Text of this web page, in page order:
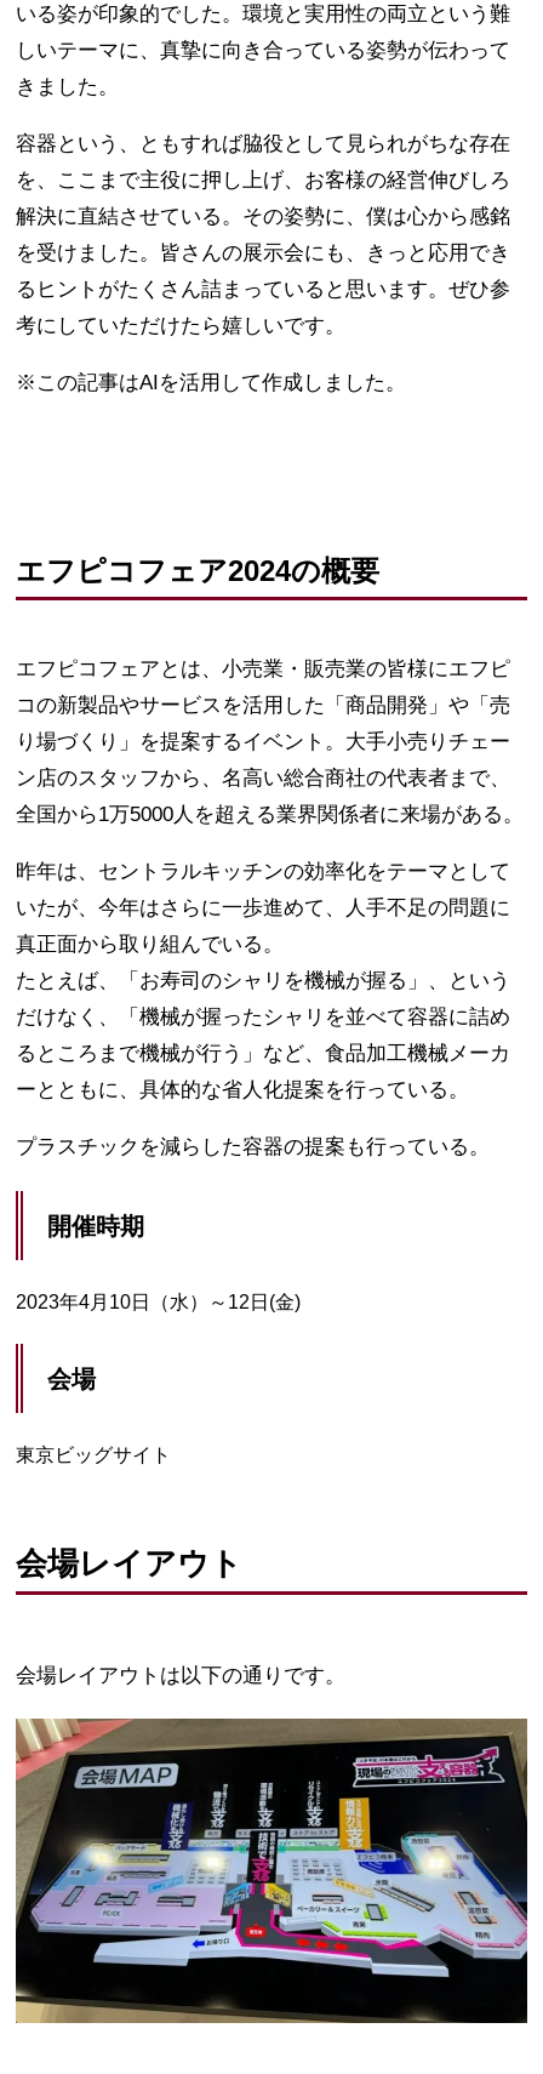
いる姿が印象的でした。環境と実用性の両立という難
しいテーマに、真摯に向き合っている姿勢が伝わって
きました。
容器という、ともすれば脇役として見られがちな存在
を、ここまで主役に押し上げ、お客様の経営伸びしろ
解決に直結させている。その姿勢に、僕は心から感銘
を受けました。皆さんの展示会にも、きっと応用でき
るヒントがたくさん詰まっていると思います。ぜひ参
考にしていただけたら嬉しいです。
※この記事はAIを活用して作成しました。
エフピコフェア2024の概要
エフピコフェアとは、小売業・販売業の皆様にエフピ
コの新製品やサービスを活用した「商品開発」や「売
り場づくり」を提案するイベント。大手小売りチェー
ン店のスタッフから、名高い総合商社の代表者まで、
全国から1万5000人を超える業界関係者に来場がある。
昨年は、セントラルキッチンの効率化をテーマとして
いたが、今年はさらに一歩進めて、人手不足の問題に
真正面から取り組んでいる。
たとえば、「お寿司のシャリを機械が握る」、という
だけなく、「機械が握ったシャリを並べて容器に詰め
るところまで機械が行う」など、食品加工機械メーカ
ーとともに、具体的な省人化提案を行っている。
プラスチックを減らした容器の提案も行っている。
開催時期
2023年4月10日（水）～12日(金)
会場
東京ビッグサイト
会場レイアウト
会場レイアウトは以下の通りです。